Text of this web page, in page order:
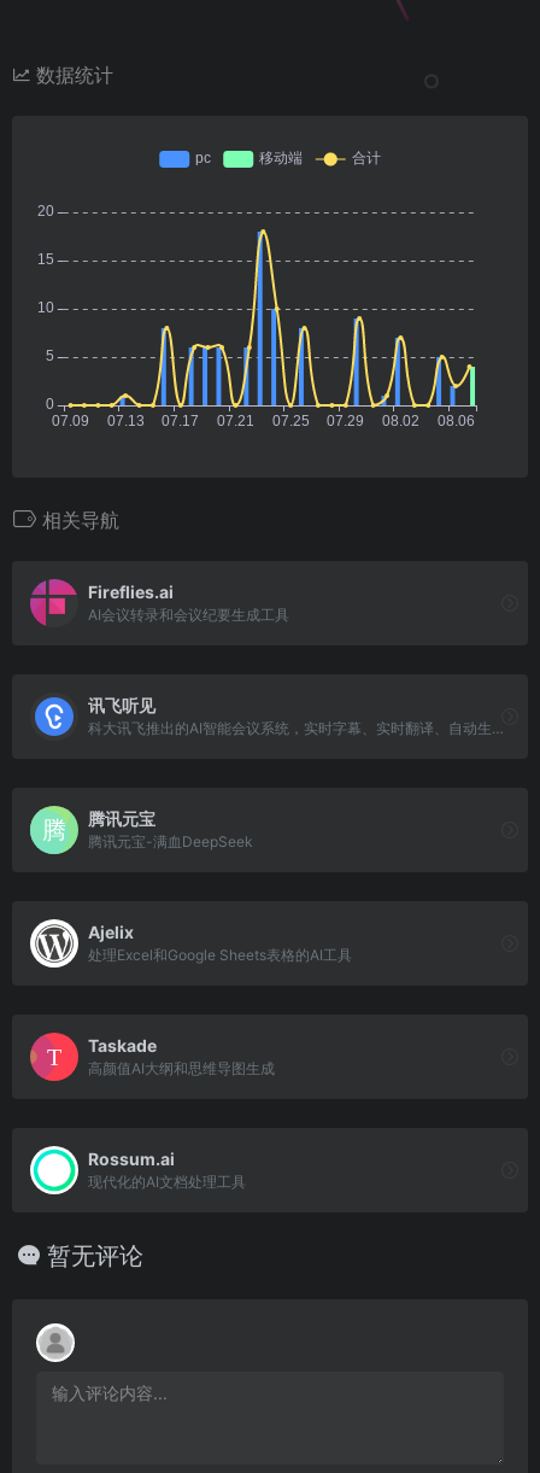
数据统计
相关导航
Fireflies.ai
AI会议转录和会议纪要生成工具
讯飞听见
科大讯飞推出的AI智能会议系统，实时字幕、实时翻译、自动生成会议记录
腾讯元宝
腾讯元宝-满血DeepSeek
Ajelix
处理Excel和Google Sheets表格的AI工具
Taskade
高颜值AI大纲和思维导图生成
Rossum.ai
现代化的AI文档处理工具
暂无评论